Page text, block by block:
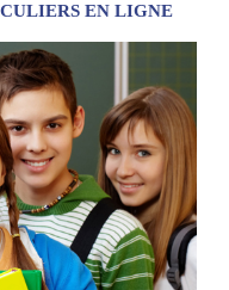
EN LIGNE